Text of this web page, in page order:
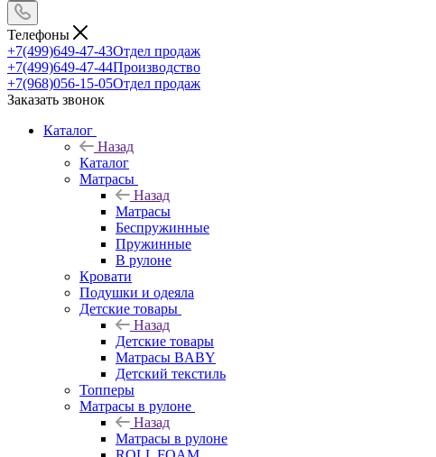
Телефоны
+7(499)649-47-43Отдел продаж
+7(499)649-47-44Производство
+7(968)056-15-05Отдел продаж
Заказать звонок
Каталог
Назад
Каталог
Матрасы
Назад
Матрасы
Беспружинные
Пружинные
В рулоне
Кровати
Подушки и одеяла
Детские товары
Назад
Детские товары
Матрасы BABY
Детский текстиль
Топперы
Матрасы в рулоне
Назад
Матрасы в рулоне